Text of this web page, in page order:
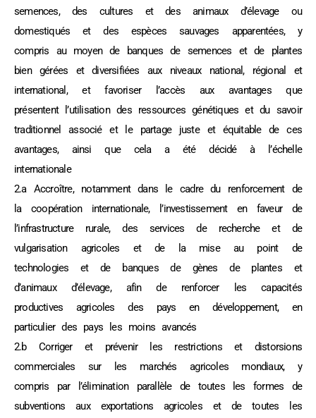
semences, des cultures et des animaux d’élevage ou
domestiqués et des espèces sauvages apparentées, y
compris au moyen de banques de semences et de plantes
bien gérées et diversifiées aux niveaux national, régional et
international, et favoriser l’accès aux avantages que
présentent l’utilisation des ressources génétiques et du savoir
traditionnel associé et le partage juste et équitable de ces
avantages, ainsi que cela a été décidé à l’échelle
internationale
2.a Accroître, notamment dans le cadre du renforcement de
la coopération internationale, l’investissement en faveur de
l’infrastructure rurale, des services de recherche et de
vulgarisation agricoles et de la mise au point de
technologies et de banques de gènes de plantes et
d’animaux d’élevage, afin de renforcer les capacités
productives agricoles des pays en développement, en
particulier des pays les moins avancés
2.b Corriger et prévenir les restrictions et distorsions
commerciales sur les marchés agricoles mondiaux, y
compris par l’élimination parallèle de toutes les formes de
subventions aux exportations agricoles et de toutes les